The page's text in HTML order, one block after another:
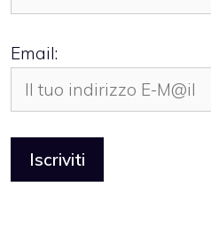
Email: